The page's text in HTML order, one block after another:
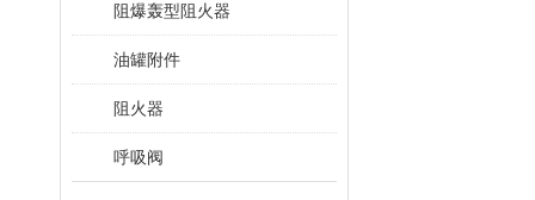
阻爆轰型阻火器
油罐附件
阻火器
呼吸阀